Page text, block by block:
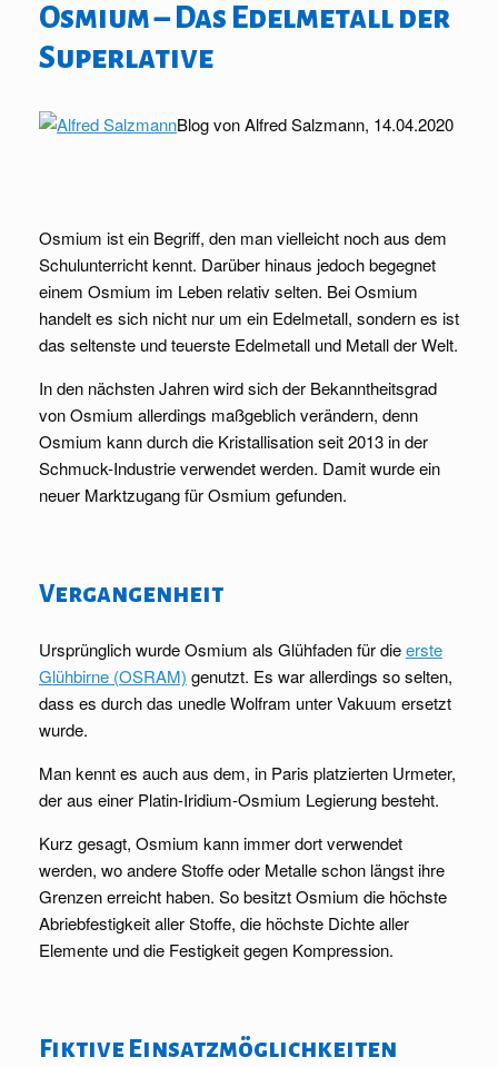
Osmium – Das Edelmetall der
Superlative
Blog von Alfred Salzmann, 14.04.2020
Osmium ist ein Begriff, den man vielleicht noch aus dem
Schulunterricht kennt. Darüber hinaus jedoch begegnet
einem Osmium im Leben relativ selten. Bei Osmium
handelt es sich nicht nur um ein Edelmetall, sondern es ist
das seltenste und teuerste Edelmetall und Metall der Welt.
In den nächsten Jahren wird sich der Bekanntheitsgrad
von Osmium allerdings maßgeblich verändern, denn
Osmium kann durch die Kristallisation seit 2013 in der
Schmuck-Industrie verwendet werden. Damit wurde ein
neuer Marktzugang für Osmium gefunden.
Vergangenheit
Ursprünglich wurde Osmium als Glühfaden für dieerste
Glühbirne (OSRAM) genutzt. Es war allerdings so selten,
dass es durch das unedle Wolfram unter Vakuum ersetzt
wurde.
Man kennt es auch aus dem, in Paris platzierten Urmeter,
der aus einer Platin-Iridium-Osmium Legierung besteht.
Kurz gesagt, Osmium kann immer dort verwendet
werden, wo andere Stoffe oder Metalle schon längst ihre
Grenzen erreicht haben. So besitzt Osmium die höchste
Abriebfestigkeit aller Stoffe, die höchste Dichte aller
Elemente und die Festigkeit gegen Kompression.
Fiktive Einsatzmöglichkeiten